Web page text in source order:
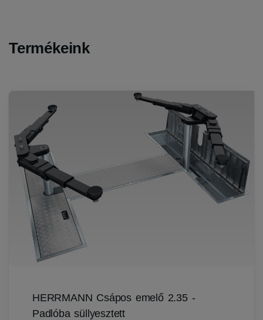
Termékeink
HERRMANN Csápos emelő 2.35 -
Padlóba süllyesztett